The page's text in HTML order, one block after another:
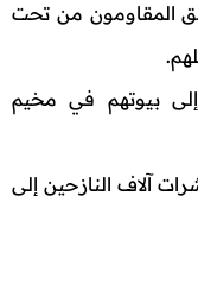
المقاومون من تحت
بيوتهم في مخيم
آلاف النازحين إلى